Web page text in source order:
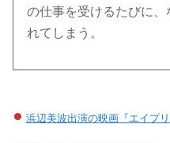
の仕事を受けるたびに、
れてしまう。
浜辺美波出演の映画『エイプ